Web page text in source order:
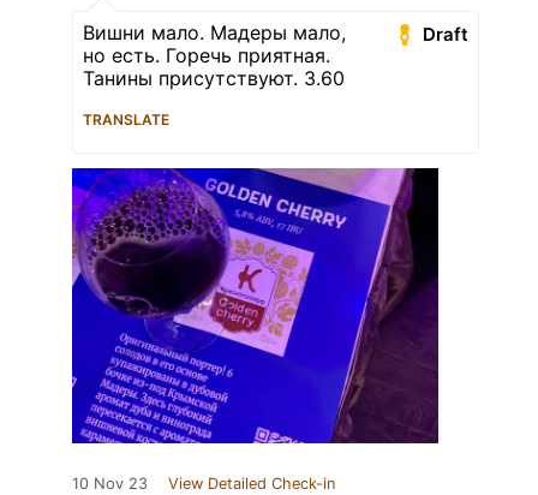
Draft
Вишни мало. Мадеры мало,
но есть. Горечь приятная.
Танины присутствуют. 3.60
TRANSLATE
10 Nov 23 View Detailed Check-in